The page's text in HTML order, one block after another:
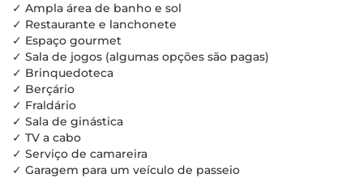
✓ Ampla área de banho e sol
✓ Restaurante e lanchonete
✓ Espaço gourmet
✓ Sala de jogos (algumas opções são pagas)
✓ Brinquedoteca
✓ Berçário
✓ Fraldário
✓ Sala de ginástica
✓ TV a cabo
✓ Serviço de camareira
✓ Garagem para um veículo de passeio